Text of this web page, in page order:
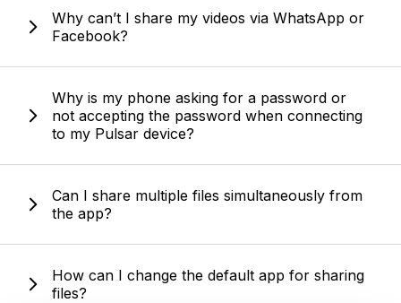
Why can’t I share my videos via WhatsApp or
Facebook?
Why is my phone asking for a password or
not accepting the password when connecting
to my Pulsar device?
Can I share multiple files simultaneously from
the app?
How can I change the default app for sharing
files?